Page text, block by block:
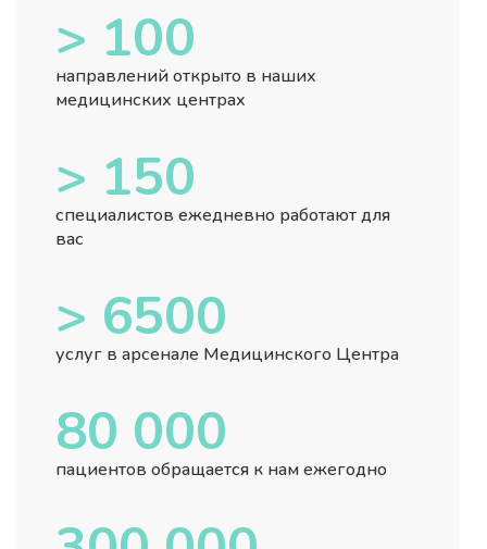
> 100
направлений открыто в наших
медицинских центрах
> 150
специалистов ежедневно работают для
вас
> 6500
услуг в арсенале Медицинского Центра
80 000
пациентов обращается к нам ежегодно